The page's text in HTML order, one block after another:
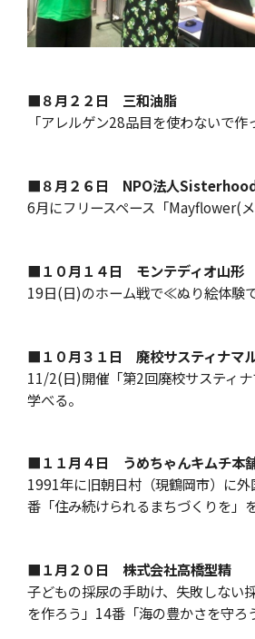
■８月２２日 三和油脂
「アレルゲン28品目を使わないで
■８月２６日 NPO法人
6月にフリースペース「Mayflower(
■１０月１４日 モンテディオ山形
19日(日)のホーム戦で≪ぬり絵体験
■１０月３１日 廃校サスティナマ
11/2(日)開催「第2回廃校サスティ
学べる。
■１１月４日 うめちゃんキムチ本
1991年に旧朝日村（現鶴岡市）に
番「住み続けられるまちづくりを」
■１月２０日 株式会社高橋型精
子どもの採尿の手助け、失敗しない
を作ろう」14番「海の豊かさを守ろ